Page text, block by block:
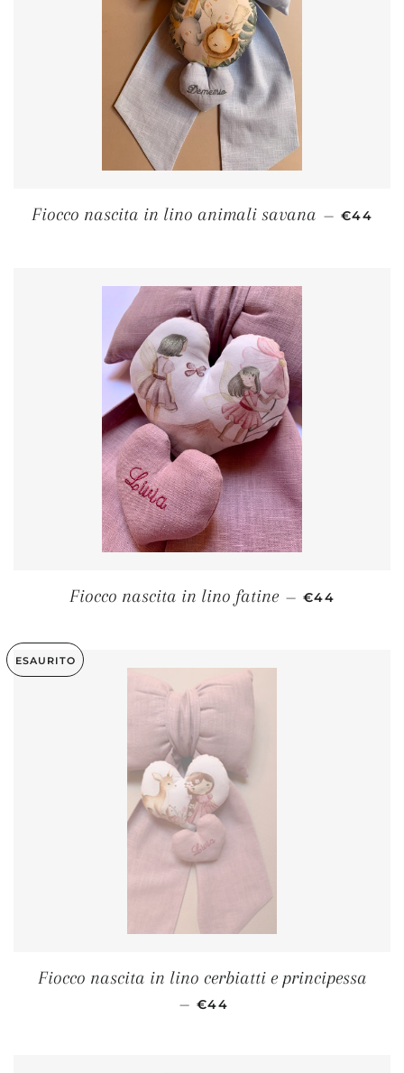
Fiocco nascita in lino animali savana — €44
Fiocco nascita in lino fatine — PREZZO DI
€44
ESAURITO
Fiocco nascita in lino cerbiatti e principessa
— PREZZO DI LISTINO
€44